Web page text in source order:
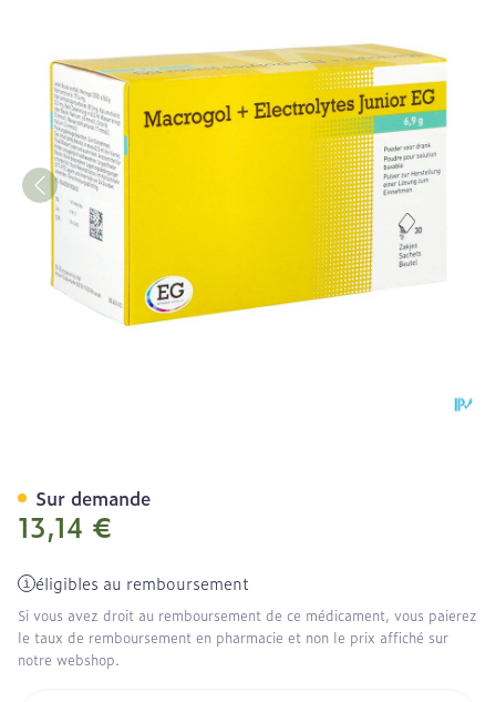
13,14 €
éligibles au remboursement
Si vous avez droit au remboursement de ce médicament, vous paierez
le taux de remboursement en pharmacie et non le prix affiché sur
notre webshop.
Sur demande